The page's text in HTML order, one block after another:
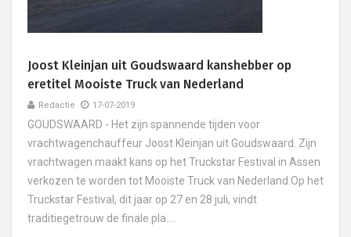
Joost Kleinjan uit Goudswaard kanshebber op
eretitel Mooiste Truck van Nederland
Redactie 17-07-2019
GOUDSWAARD - Het zijn spannende tijden voor
vrachtwagenchauffeur Joost Kleinjan uit Goudswaard. Zijn
vrachtwagen maakt kans op het Truckstar Festival in Assen
verkozen te worden tot Mooiste Truck van Nederland.Op het
Truckstar Festival, dit jaar op 27 en 28 juli, vindt
traditiegetrouw de finale pla....